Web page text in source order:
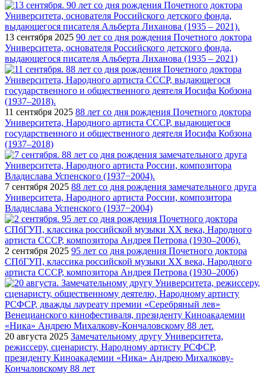
13 сентября 2025 90 лет со дня рождения Почетного доктора
Университета, основателя Российского детского фонда,
выдающегося писателя Альберта Лиханова (1935 – 2021)
11 сентября 2025 88 лет со дня рождения Почетного доктора
Университета, Народного артиста СССР, выдающегося
государственного и общественного деятеля Иосифа Кобзона
(1937–2018)
7 сентября 2025 88 лет со дня рождения замечательного друга
Университета, Народного артиста России, композитора
Владислава Успенского (1937−2004)
2 сентября 2025 95 лет со дня рождения Почетного доктора
СПбГУП, классика российской музыки ХХ века, Народного
артиста СССР, композитора Андрея Петрова (1930–2006)
20 августа 2025 Замечательному другу Университета,
режиссеру, сценаристу, Народному артисту РСФСР,
президенту Киноакадемии «Ника» Андрею Михалкову-
Кончаловскому 88 лет